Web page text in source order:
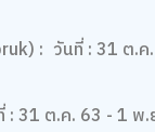
: วันที่ : 31 ต.
: 31 ต.ค. 63 - 1 พ